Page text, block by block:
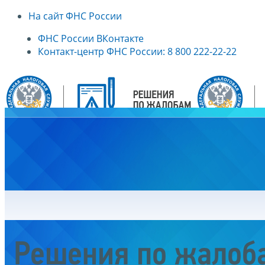
На сайт ФНС России
ФНС России ВКонтакте
Контакт-центр ФНС России: 8 800 222-22-22
Решения по